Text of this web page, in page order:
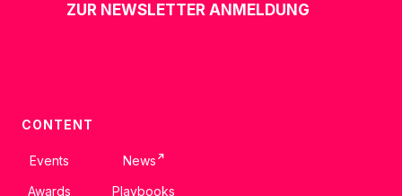
ZUR NEWSLETTER ANMELDUNG
CONTENT
Events
Awards
News ↗
Playbooks